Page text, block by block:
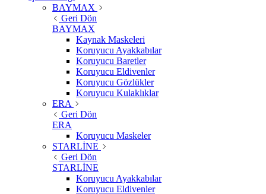
BAYMAX
Geri Dön
BAYMAX
Kaynak Maskeleri
Koruyucu Ayakkabılar
Koruyucu Baretler
Koruyucu Eldivenler
Koruyucu Gözlükler
Koruyucu Kulaklıklar
ERA
Geri Dön
ERA
Koruyucu Maskeler
STARLİNE
Geri Dön
STARLİNE
Koruyucu Ayakkabılar
Koruyucu Eldivenler